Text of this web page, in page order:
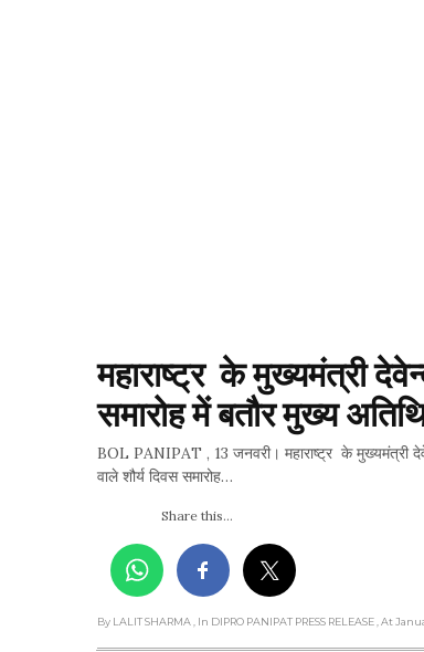
महाराष्ट्र  के मुख्यमंत्री
समारोह में बतौर मुख्य
BOL PANIPAT , 13 जनवरी। महाराष्ट्र के मुख्यमंत्री
वाले शौर्य दिवस समारोह…
Share this...
By LALIT SHARMA , In DIPRO PANIPAT PRESS RELEASE , At